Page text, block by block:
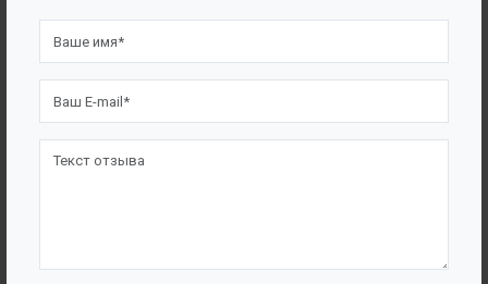
Счастливых клиентов
Сертификаты